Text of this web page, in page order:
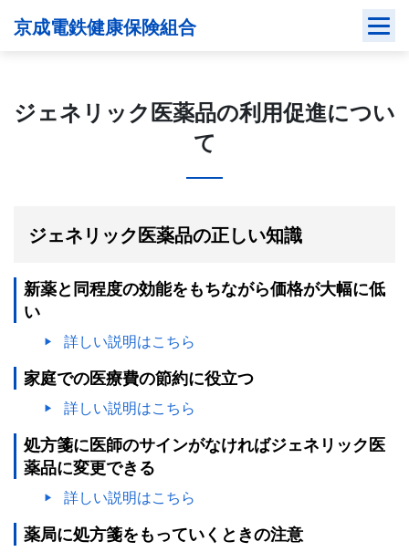
京成電鉄健康保険組合
ジェネリック医薬品の利用促進につい
て
ジェネリック医薬品の正しい知識
新薬と同程度の効能をもちながら価格が大幅に低
い
詳しい説明はこちら
家庭での医療費の節約に役立つ
詳しい説明はこちら
処方箋に医師のサインがなければジェネリック医
薬品に変更できる
詳しい説明はこちら
薬局に処方箋をもっていくときの注意